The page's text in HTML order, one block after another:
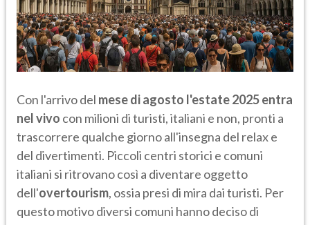
Con l'arrivo del mese di agosto l'estate 2025 entra
nel vivo con milioni di turisti, italiani e non, pronti a
trascorrere qualche giorno all'insegna del relax e
del divertimenti. Piccoli centri storici e comuni
italiani si ritrovano così a diventare oggetto
dell'overtourism, ossia presi di mira dai turisti. Per
questo motivo diversi comuni hanno deciso di